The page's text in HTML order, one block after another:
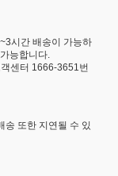
시간 배송이 가능하
능합니다.
센터 1666-3651번
송 또한 지연될 수 있